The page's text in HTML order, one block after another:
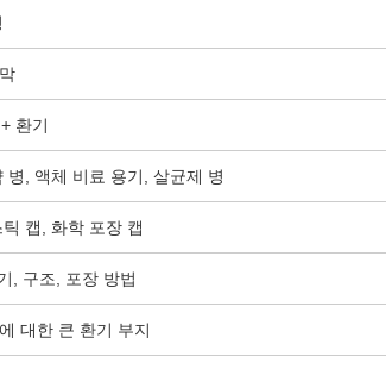
환기
병, 액체 비료 용기, 살균제 병
캡, 화학 포장 캡
, 구조, 포장 방법
대한 큰 환기 부지